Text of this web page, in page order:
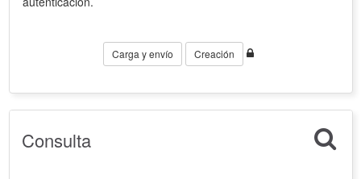
Carga y envío Creación
Consulta